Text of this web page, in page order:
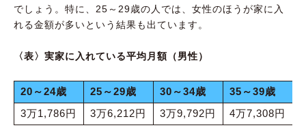
でしょう。特に、25～29歳の人では、女性のほうが家に入
れる金額が多いという結果も出ています。
〈表〉実家に入れている平均月額（男性）
20～24歳 25～29歳 30～34歳 35～39歳
3万1,786円
3万6,212円 3万9,792円 4万7,308円